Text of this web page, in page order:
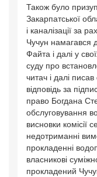
Також було
Закарпатської
і каналізації за
Чучун намагався
Файта і далі у
суду про
читач і далі
відповідь за
право Богдана
обслуговування
висновки комісії
недотриманні
прокладенні
власникові
прокладений